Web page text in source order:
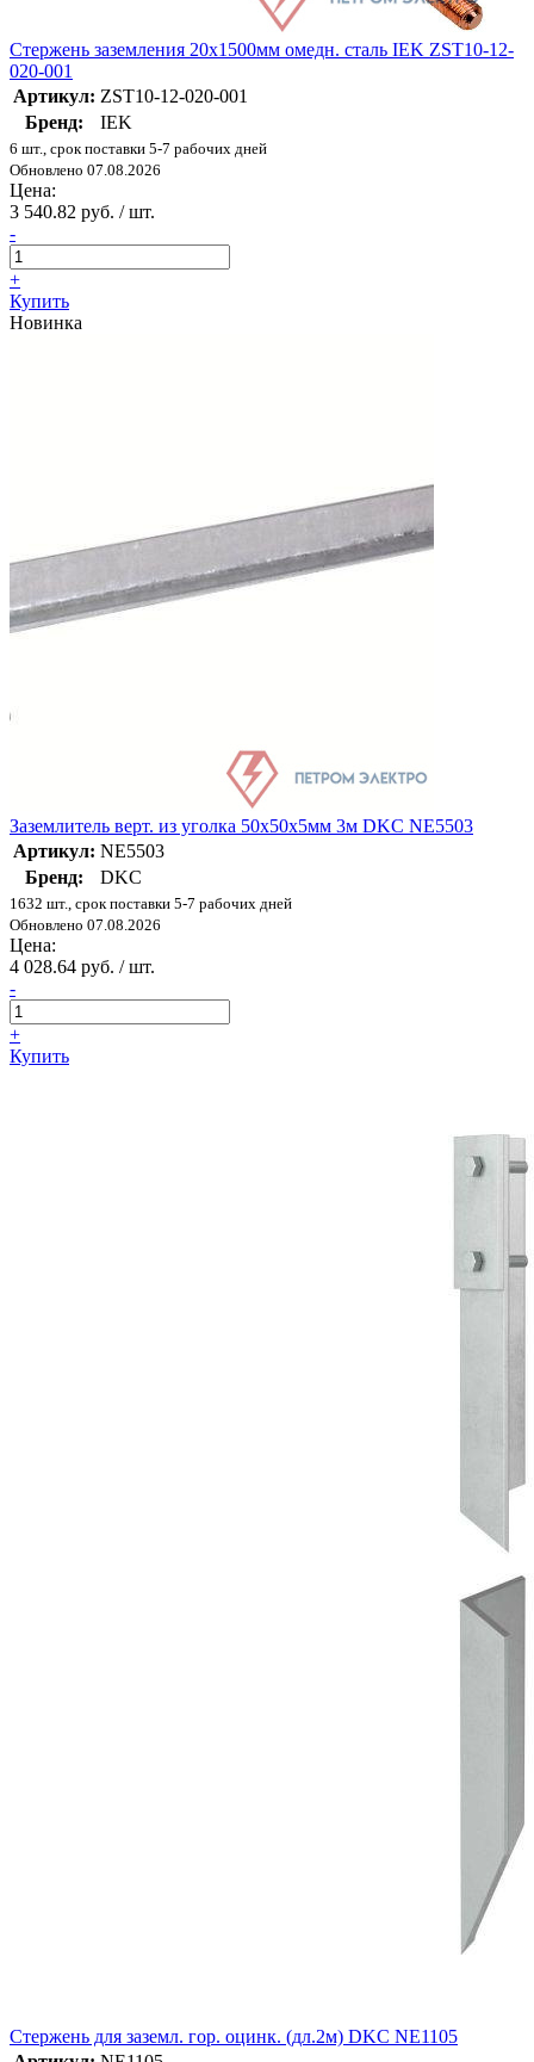
Стержень заземления 20х1500мм омедн. сталь IEK ZST10-12-
020-001
Артикул: ZST10-12-020-001
Бренд:
IEK
6 шт., срок поставки 5-7 рабочих дней
Обновлено 07.08.2026
Цена:
3 540.82 руб. / шт.
-
+
Купить
Новинка
Заземлитель верт. из уголка 50х50х5мм 3м DKC NE5503
Артикул: NE5503
Бренд:
DKC
1632 шт., срок поставки 5-7 рабочих дней
Обновлено 07.08.2026
Цена:
4 028.64 руб. / шт.
-
+
Купить
Стержень для заземл. гор. оцинк. (дл.2м) DKC NE1105